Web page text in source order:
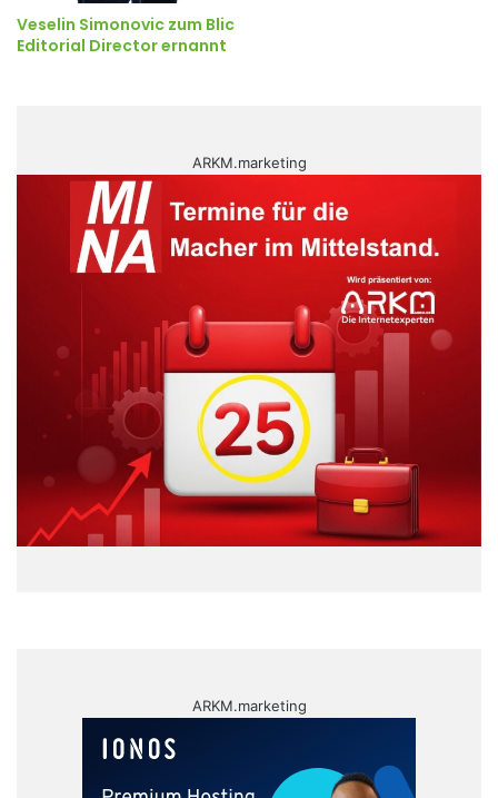
Veselin Simonovic zum Blic
Editorial Director ernannt
ARKM.marketing
ARKM.marketing